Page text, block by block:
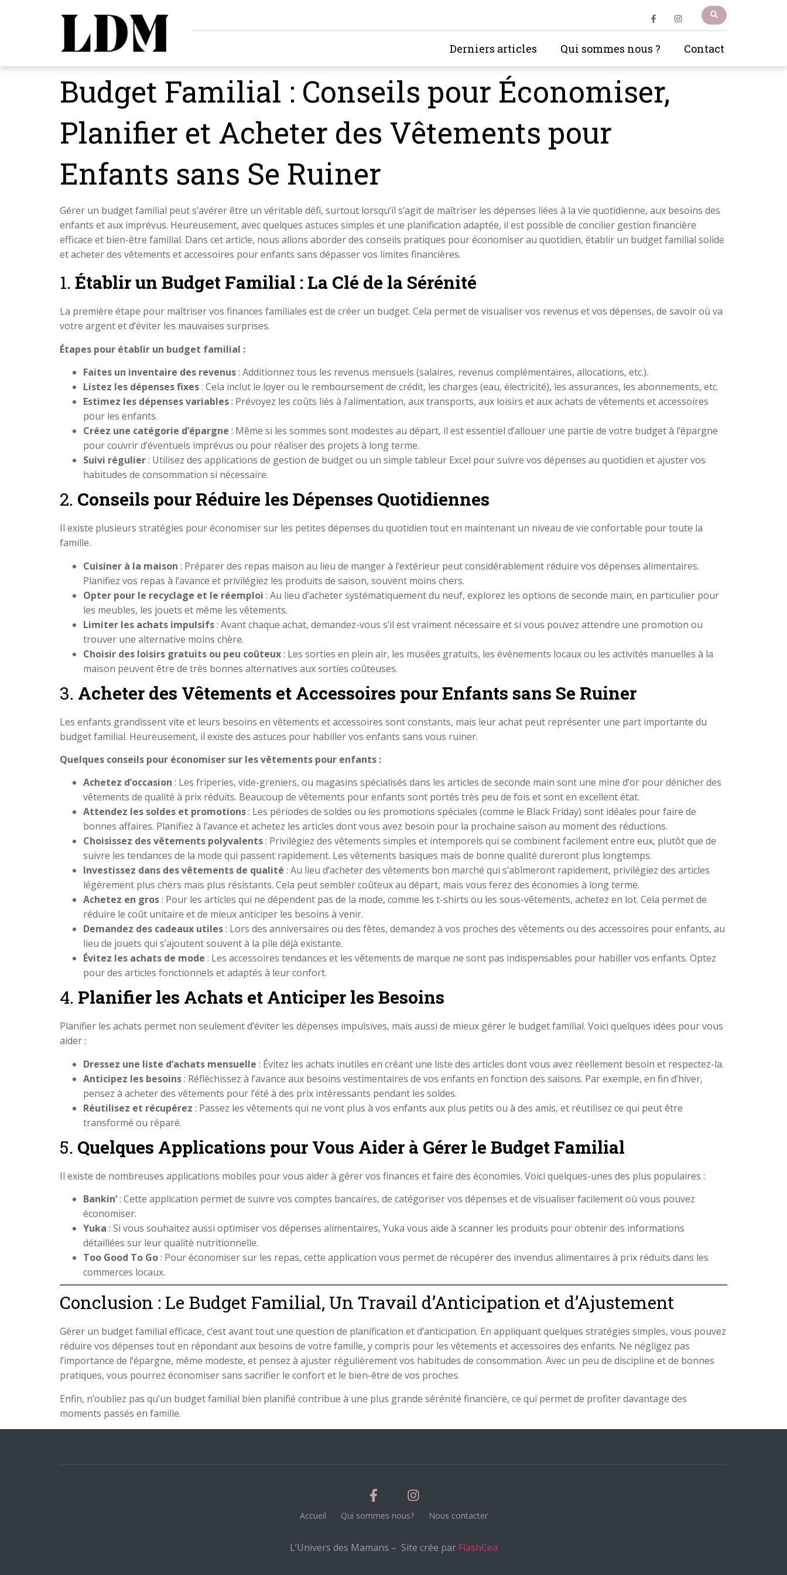
Derniers articles Qui sommes nous ? Contact
Budget Familial : Conseils pour Économiser,
Planifier et Acheter des Vêtements pour
Enfants sans Se Ruiner
Gérer un budget familial peut s’avérer être un véritable défi, surtout lorsqu’il s’agit de maîtriser les dépenses liées à la vie quotidienne, aux besoins des
enfants et aux imprévus. Heureusement, avec quelques astuces simples et une planification adaptée, il est possible de concilier gestion financière
efficace et bien-être familial. Dans cet article, nous allons aborder des conseils pratiques pour économiser au quotidien, établir un budget familial solide
et acheter des vêtements et accessoires pour enfants sans dépasser vos limites financières.
1. Établir un Budget Familial : La Clé de la Sérénité
La première étape pour maîtriser vos finances familiales est de créer un budget. Cela permet de visualiser vos revenus et vos dépenses, de savoir où va
votre argent et d’éviter les mauvaises surprises.
Étapes pour établir un budget familial :
Faites un inventaire des revenus: Additionnez tous les revenus mensuels (salaires, revenus complémentaires, allocations, etc.).
Listez les dépenses fixes: Cela inclut le loyer ou le remboursement de crédit, les charges (eau, électricité), les assurances, les abonnements, etc.
Estimez les dépenses variables: Prévoyez les coûts liés à l’alimentation, aux transports, aux loisirs et aux achats de vêtements et accessoires
pour les enfants.
Créez une catégorie d’épargne : Même si les sommes sont modestes au départ, il est essentiel d’allouer une partie de votre budget à l’épargne
pour couvrir d’éventuels imprévus ou pour réaliser des projets à long terme.
Suivi régulier: Utilisez des applications de gestion de budget ou un simple tableur Excel pour suivre vos dépenses au quotidien et ajuster vos
habitudes de consommation si nécessaire.
2. Conseils pour Réduire les Dépenses Quotidiennes
Il existe plusieurs stratégies pour économiser sur les petites dépenses du quotidien tout en maintenant un niveau de vie confortable pour toute la
famille.
Cuisiner à la maison : Préparer des repas maison au lieu de manger à l’extérieur peut considérablement réduire vos dépenses alimentaires.
Planifiez vos repas à l’avance et privilégiez les produits de saison, souvent moins chers.
Opter pour le recyclage et le réemploi : Au lieu d’acheter systématiquement du neuf, explorez les options de seconde main, en particulier pour
les meubles, les jouets et même les vêtements.
Limiter les achats impulsifs: Avant chaque achat, demandez-vous s’il est vraiment nécessaire et si vous pouvez attendre une promotion ou
trouver une alternative moins chère.
Choisir des loisirs gratuits ou peu coûteux: Les sorties en plein air, les musées gratuits, les événements locaux ou les activités manuelles à la
maison peuvent être de très bonnes alternatives aux sorties coûteuses.
3. Acheter des Vêtements et Accessoires pour Enfants sans Se Ruiner
Les enfants grandissent vite et leurs besoins en vêtements et accessoires sont constants, mais leur achat peut représenter une part importante du
budget familial. Heureusement, il existe des astuces pour habiller vos enfants sans vous ruiner.
Quelques conseils pour économiser sur les vêtements pour enfants :
Achetez d’occasion : Les friperies, vide-greniers, ou magasins spécialisés dans les articles de seconde main sont une mine d’or pour dénicher des
vêtements de qualité à prix réduits. Beaucoup de vêtements pour enfants sont portés très peu de fois et sont en excellent état.
Attendez les soldes et promotions: Les périodes de soldes ou les promotions spéciales (comme le Black Friday) sont idéales pour faire de
bonnes affaires. Planifiez à l’avance et achetez les articles dont vous avez besoin pour la prochaine saison au moment des réductions.
Choisissez des vêtements polyvalents: Privilégiez des vêtements simples et intemporels qui se combinent facilement entre eux, plutôt que de
suivre les tendances de la mode qui passent rapidement. Les vêtements basiques mais de bonne qualité dureront plus longtemps.
Investissez dans des vêtements de qualité : Au lieu d’acheter des vêtements bon marché qui s’abîmeront rapidement, privilégiez des articles
légèrement plus chers mais plus résistants. Cela peut sembler coûteux au départ, mais vous ferez des économies à long terme.
Achetez en gros: Pour les articles qui ne dépendent pas de la mode, comme les t-shirts ou les sous-vêtements, achetez en lot. Cela permet de
réduire le coût unitaire et de mieux anticiper les besoins à venir.
Demandez des cadeaux utiles: Lors des anniversaires ou des fêtes, demandez à vos proches des vêtements ou des accessoires pour enfants, au
lieu de jouets qui s’ajoutent souvent à la pile déjà existante.
Évitez les achats de mode : Les accessoires tendances et les vêtements de marque ne sont pas indispensables pour habiller vos enfants. Optez
pour des articles fonctionnels et adaptés à leur confort.
4. Planifier les Achats et Anticiper les Besoins
Planifier les achats permet non seulement d’éviter les dépenses impulsives, mais aussi de mieux gérer le budget familial. Voici quelques idées pour vous
aider :
Dressez une liste d’achats mensuelle : Évitez les achats inutiles en créant une liste des articles dont vous avez réellement besoin et respectez-la.
Anticipez les besoins: Réfléchissez à l’avance aux besoins vestimentaires de vos enfants en fonction des saisons. Par exemple, en fin d’hiver,
pensez à acheter des vêtements pour l’été à des prix intéressants pendant les soldes.
Réutilisez et récupérez : Passez les vêtements qui ne vont plus à vos enfants aux plus petits ou à des amis, et réutilisez ce qui peut être
transformé ou réparé.
5. Quelques Applications pour Vous Aider à Gérer le Budget Familial
Il existe de nombreuses applications mobiles pour vous aider à gérer vos finances et faire des économies. Voici quelques-unes des plus populaires :
Bankin’: Cette application permet de suivre vos comptes bancaires, de catégoriser vos dépenses et de visualiser facilement où vous pouvez
économiser.
Yuka : Si vous souhaitez aussi optimiser vos dépenses alimentaires, Yuka vous aide à scanner les produits pour obtenir des informations
détaillées sur leur qualité nutritionnelle.
Too Good To Go: Pour économiser sur les repas, cette application vous permet de récupérer des invendus alimentaires à prix réduits dans les
commerces locaux.
Conclusion : Le Budget Familial, Un Travail d’Anticipation et d’Ajustement
Gérer un budget familial efficace, c’est avant tout une question de planification et d’anticipation. En appliquant quelques stratégies simples, vous pouvez
réduire vos dépenses tout en répondant aux besoins de votre famille, y compris pour les vêtements et accessoires des enfants. Ne négligez pas
l’importance de l’épargne, même modeste, et pensez à ajuster régulièrement vos habitudes de consommation. Avec un peu de discipline et de bonnes
pratiques, vous pourrez économiser sans sacrifier le confort et le bien-être de vos proches.
Enfin, n’oubliez pas qu’un budget familial bien planifié contribue à une plus grande sérénité financière, ce qui permet de profiter davantage des
moments passés en famille.
Accueil Qui sommes nous? Nous contacter
L’Univers des Mamans – Site crée par FlashCea